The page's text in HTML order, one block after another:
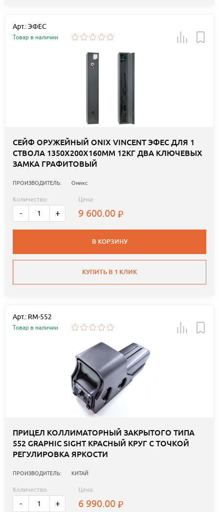
Арт.: ЭФЕС
Товар в наличии
СЕЙФ ОРУЖЕЙНЫЙ ONIX VINCENT ЭФЕС ДЛЯ 1
СТВОЛА 1350Х200Х160ММ 12КГ ДВА КЛЮЧЕВЫХ
ЗАМКА ГРАФИТОВЫЙ
ПРОИЗВОДИТЕЛЬ: Оникс
Количество:
- +
Цена:
9 600.00
В КОРЗИНУ
КУПИТЬ В 1 КЛИК
Арт.: RM-552
Товар в наличии
ПРИЦЕЛ КОЛЛИМАТОРНЫЙ ЗАКРЫТОГО ТИПА
552 GRAPHIC SIGHT КРАСНЫЙ КРУГ С ТОЧКОЙ
РЕГУЛИРОВКА ЯРКОСТИ
ПРОИЗВОДИТЕЛЬ: КИТАЙ
Количество:
- +
Цена:
6 990.00